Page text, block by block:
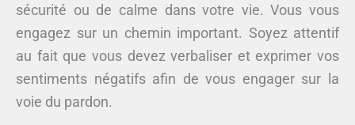
sécurité ou de calme dans votre vie. Vous vous
engagez sur un chemin important. Soyez attentif
au fait que vous devez verbaliser et exprimer vos
sentiments négatifs afin de vous engager sur la
voie du pardon.